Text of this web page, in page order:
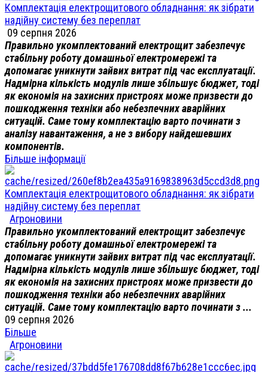
Комплектація електрощитового обладнання: як зібрати
надійну систему без переплат
09 серпня 2026
Правильно укомплектований електрощит забезпечує
стабільну роботу домашньої електромережі та
допомагає уникнути зайвих витрат під час експлуатації.
Надмірна кількість модулів лише збільшує бюджет, тоді
як економія на захисних пристроях може призвести до
пошкодження техніки або небезпечних аварійних
ситуацій. Саме тому комплектацію варто починати з
аналізу навантаження, а не з вибору найдешевших
компонентів.
Більше інформації
Комплектація електрощитового обладнання: як зібрати
надійну систему без переплат
Агроновини
Правильно укомплектований електрощит забезпечує
стабільну роботу домашньої електромережі та
допомагає уникнути зайвих витрат під час експлуатації.
Надмірна кількість модулів лише збільшує бюджет, тоді
як економія на захисних пристроях може призвести до
пошкодження техніки або небезпечних аварійних
ситуацій. Саме тому комплектацію варто починати з ...
09 серпня 2026
Більше
Агроновини